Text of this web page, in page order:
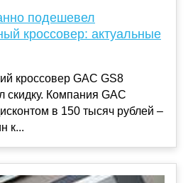
подешевел
кроссовер: актуальные
кроссовер GAC GS8
скидку. Компания GAC
в 150 тысяч рублей –
к...